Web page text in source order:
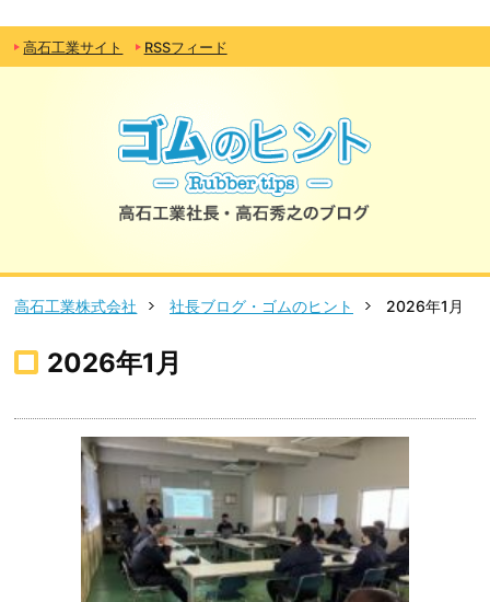
高石工業サイト RSSフィード
高石工業株式会社 社長ブログ・ゴムのヒント 2026年1月
2026年1月